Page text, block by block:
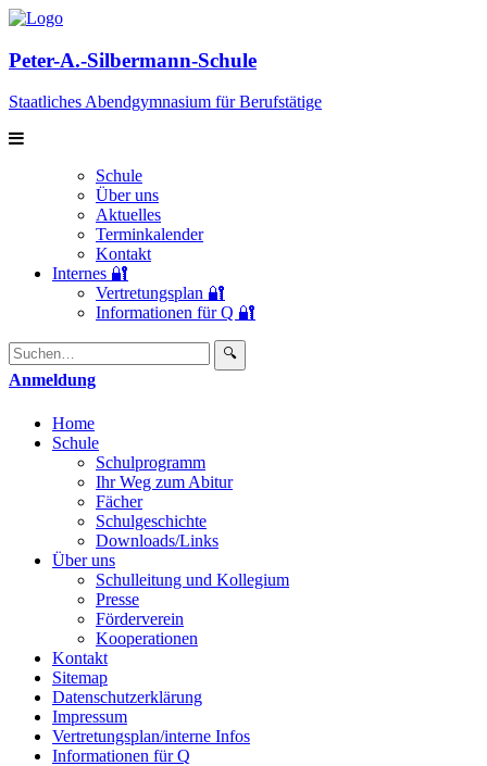
Peter-A.-Silbermann-Schule
Staatliches Abendgymnasium für Berufstätige
Schule
Über uns
Aktuelles
Terminkalender
Kontakt
Internes 🔐
Vertretungsplan 🔐
Informationen für Q 🔐
Suchen:
Enviar
búsqueda
🔍
Anmeldung
Home
Schule
Schulprogramm
Ihr Weg zum Abitur
Fächer
Schulgeschichte
Downloads/Links
Über uns
Schulleitung und Kollegium
Presse
Förderverein
Kooperationen
Kontakt
Sitemap
Datenschutzerklärung
Impressum
Vertretungsplan/interne Infos
Informationen für Q